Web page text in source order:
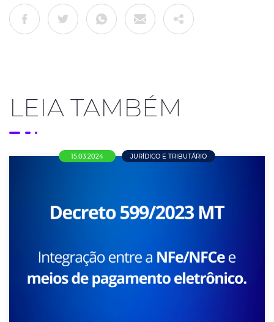
LEIA TAMBÉM
15.03.2024 JURÍDICO E TRIBUTÁRIO
PAGAMENTOS NFC-e E NF-e